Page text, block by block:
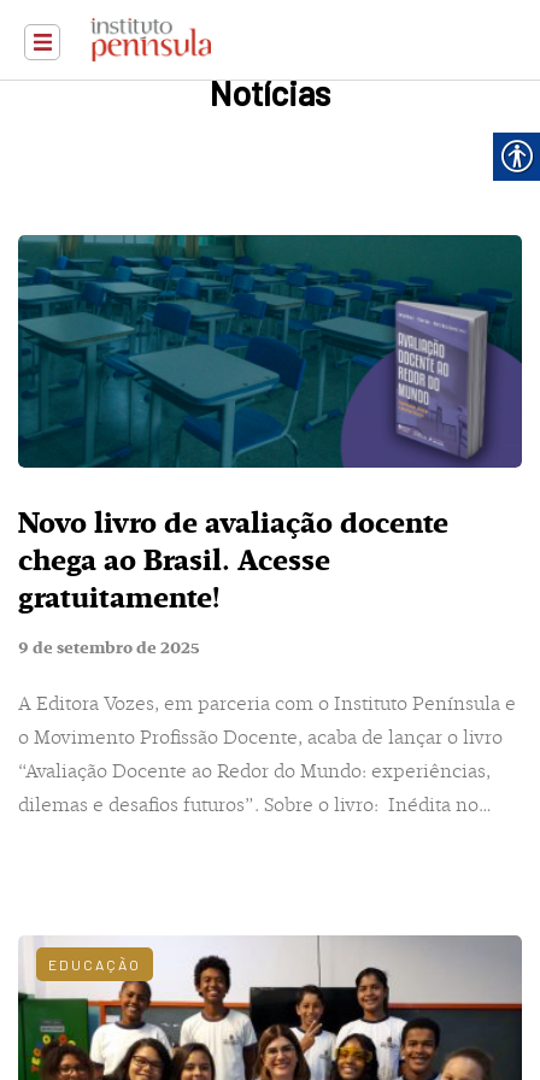
Notícias
Novo livro de avaliação docente
chega ao Brasil. Acesse
gratuitamente!
9 de setembro de 2025
A Editora Vozes, em parceria com o Instituto Península e
o Movimento Profissão Docente, acaba de lançar o livro
“Avaliação Docente ao Redor do Mundo: experiências,
dilemas e desafios futuros”. Sobre o livro: Inédita no…
EDUCAÇÃO